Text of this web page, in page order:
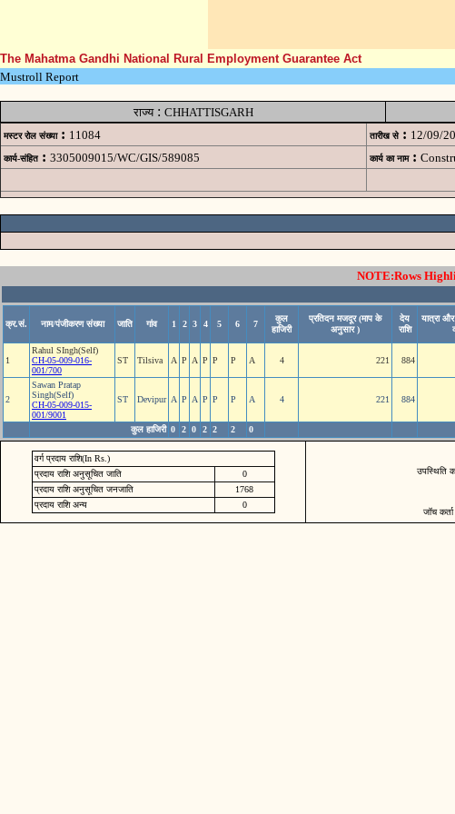
The Mahatma Gandhi National Rural Employment Guarantee Act
Mustroll Report
राज्य: CHHATTISGARH
मस्टर रोल संख्या : 11084 तारीख से : 12/09/
कार्य-संहित : 3305009015/WC/GIS/589085 कार्य का नाम :
NOTE:Rows
क्र.सं. नाम/पंजीकरण संख्या जाति गांव 1 2 3 4 5 6 7
कुल
हाजिरी
प्रतिदन मजदूर (माप के
अनुसार )
देय
राशि
यात्रा
1
Rahul SIngh(Self)
CH-05-009-016-
001/700
ST Tilsiva A P A P P P A 4 221 884
2
Sawan Pratap
Singh(Self)
CH-05-009-015-
001/9001
ST Devipur A P A P P P A 4 221 884
कुल हाजिरी 0 2 0 2 2 2 0
वर्ग प्रदाय राशि(In Rs.)
प्रदाय राशि अनुसूचित जाति
0
प्रदाय राशि अनुसूचित जनजाति
1768
प्रदाय राशि अन्य
0
उपस्थिति
जॉच